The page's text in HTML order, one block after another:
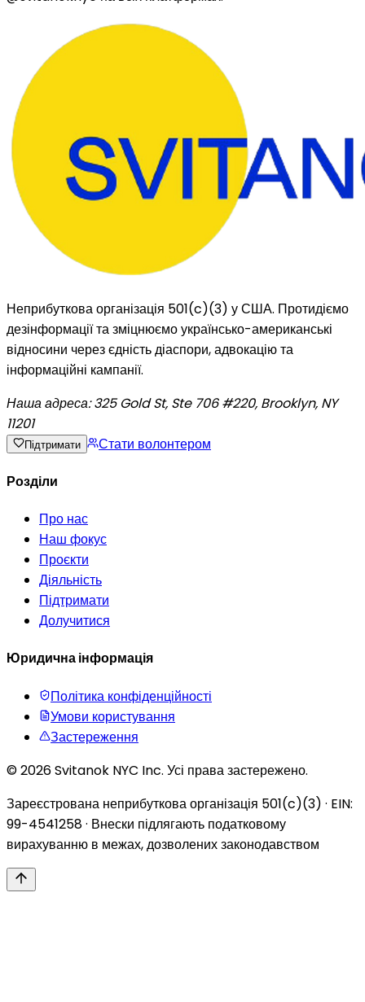
Неприбуткова організація 501(c)(3) у США. Протидіємо
дезінформації та зміцнюємо українсько-американські
відносини через єдність діаспори, адвокацію та
інформаційні кампанії.
Наша адреса: 325 Gold St, Ste 706 #220, Brooklyn, NY
11201
Підтримати Стати волонтером
Розділи
Про нас
Наш фокус
Проєкти
Діяльність
Підтримати
Долучитися
Юридична інформація
Політика конфіденційності
Умови користування
Застереження
© 2026 Svitanok NYC Inc. Усі права застережено.
Зареєстрована неприбуткова організація 501(c)(3) · EIN:
99-4541258 · Внески підлягають податковому
вирахуванню в межах, дозволених законодавством